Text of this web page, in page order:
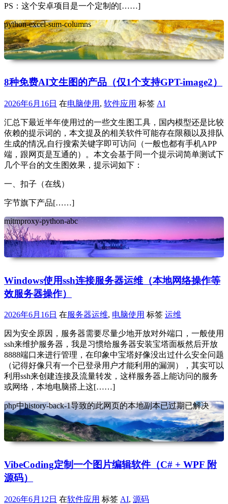
PS：这个安卓项目是一个定制的[……]
python-excel-sum-columns
8种免费AI文生图的产品（仅1个支持GPT-image2）
2026年6月16日 在电脑使用 , 软件应用 标签 AI
汇总下最近半年使用过的一些文生图工具，国内模型还是比较
依赖的提示词的，本文提及的相关软件可能存在限额以及排队
生成的情况,自行搜索关键字即可访问（一般也都有手机APP
端，跟网页是互通的）。本文会基于同一个提示词简单测试下
几个平台的文生图效果，提示词如下：
一、扣子（在线）
字节旗下产品[……]
mitmproxy-python-abc
Windows使用ssh连接服务器运维（本地网络操作等
效服务器操作）
2026年6月16日 在服务器运维, 电脑使用 标签 运维
因为安全原因，服务器需要尽量少地开放对外端口，一般使用
ssh来维护服务器，我是习惯给服务器安装宝塔面板然后开放
8888端口来进行管理，在印象中宝塔好像没出过什么安全问题
（记得好像只有一个已登录用户才能利用的漏洞），其实可以
利用ssh来创建连接及流量转发，这样服务器上能访问的服务
或网络，本地电脑搭上这[……]
php中history-back-1导致的此网页的本地副本已过期已解决
VibeCoding定制一个图片编辑软件（C# + WPF 附
源码）
2026年6月12日 在软件应用 标签 AI, 源码